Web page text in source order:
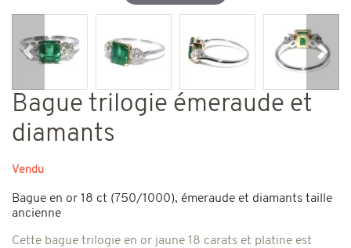
Précédent
Bague trilogie émeraude et
diamants
Vendu
Bague en or 18 ct (750/1000), émeraude et diamants taille
ancienne
Cette bague trilogie en or jaune 18 carats et platine est